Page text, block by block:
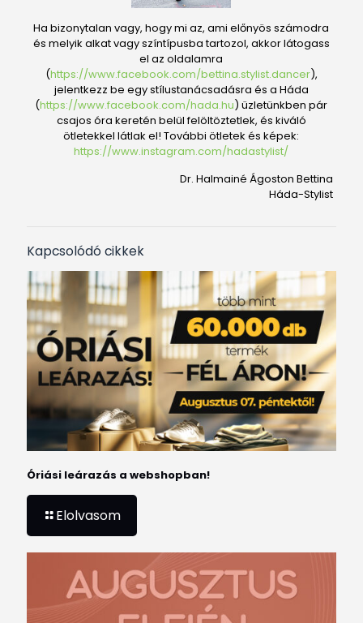
Ha bizonytalan vagy, hogy mi az, ami előnyös számodra
és melyik alkat vagy színtípusba tartozol, akkor látogass
el az oldalamra
(https://www.facebook.com/bettina.stylist.dancer),
jelentkezz be egy stílustanácsadásra és a Háda
(https://www.facebook.com/hada.hu) üzletünkben pár
csajos óra keretén belül felöltöztetlek, és kiváló
ötletekkel látlak el! További ötletek és képek:
https://www.instagram.com/hadastylist/
Dr. Halmainé Ágoston Bettina
Háda-Stylist
Kapcsolódó cikkek
Óriási leárazás a webshopban!
Elolvasom